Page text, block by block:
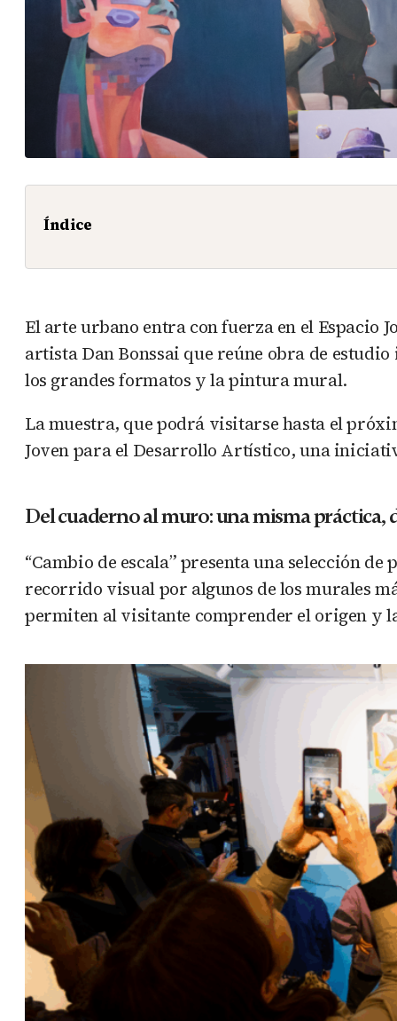
Índice
El arte urbano entra con fuerza en el Espacio
artista Dan Bonssai que reúne obra de
los grandes formatos y la pintura mural.
La muestra, que podrá visitarse hasta el
Joven para el Desarrollo Artístico, una
Del cuaderno al muro: una misma
“Cambio de escala” presenta una selección
recorrido visual por algunos de los murales
permiten al visitante comprender el origen y